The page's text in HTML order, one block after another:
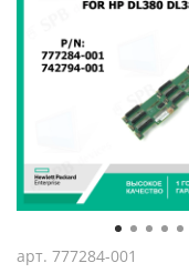
арт. 777284-001